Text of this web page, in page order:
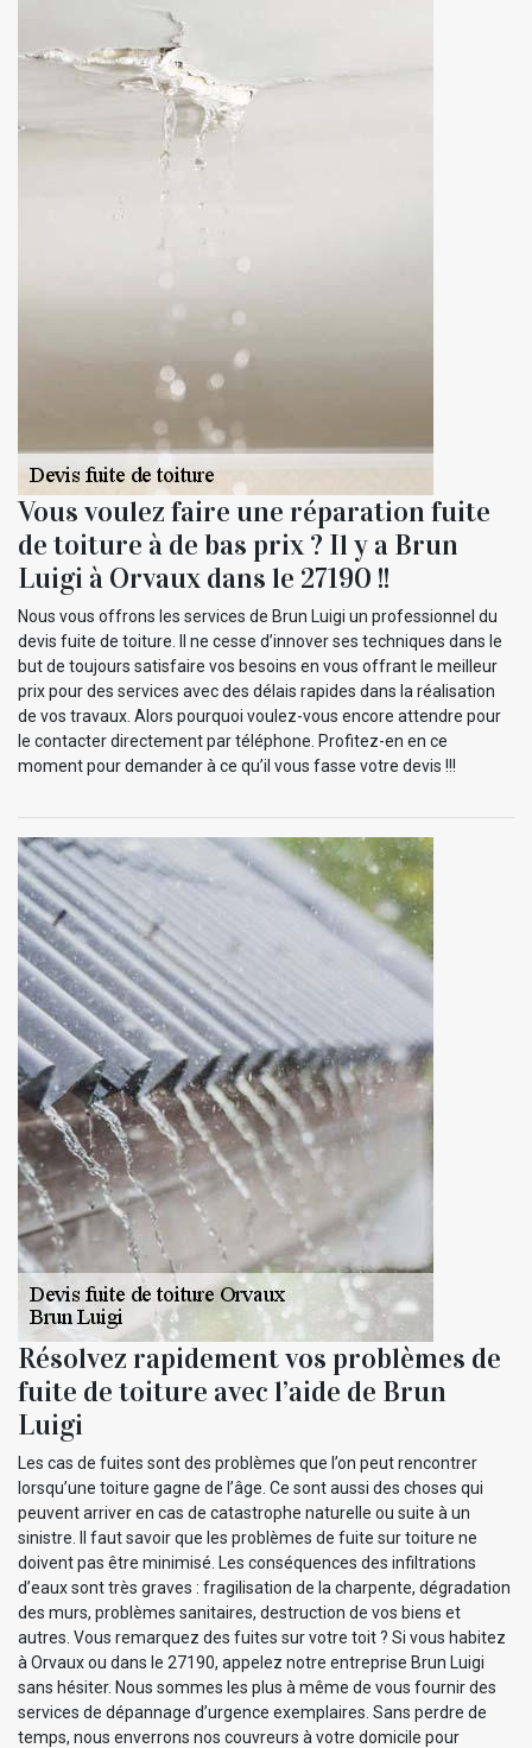
Vous voulez faire une réparation fuite
de toiture à de bas prix ? Il y a Brun
Luigi à Orvaux dans le 27190 !!
Nous vous offrons les services de Brun Luigi un professionnel du
devis fuite de toiture. Il ne cesse d’innover ses techniques dans le
but de toujours satisfaire vos besoins en vous offrant le meilleur
prix pour des services avec des délais rapides dans la réalisation
de vos travaux. Alors pourquoi voulez-vous encore attendre pour
le contacter directement par téléphone. Profitez-en en ce
moment pour demander à ce qu’il vous fasse votre devis !!!
Résolvez rapidement vos problèmes de
fuite de toiture avec l’aide de Brun
Luigi
Les cas de fuites sont des problèmes que l’on peut rencontrer
lorsqu’une toiture gagne de l’âge. Ce sont aussi des choses qui
peuvent arriver en cas de catastrophe naturelle ou suite à un
sinistre. Il faut savoir que les problèmes de fuite sur toiture ne
doivent pas être minimisé. Les conséquences des infiltrations
d’eaux sont très graves : fragilisation de la charpente, dégradation
des murs, problèmes sanitaires, destruction de vos biens et
autres. Vous remarquez des fuites sur votre toit ? Si vous habitez
à Orvaux ou dans le 27190, appelez notre entreprise Brun Luigi
sans hésiter. Nous sommes les plus à même de vous fournir des
services de dépannage d’urgence exemplaires. Sans perdre de
temps, nous enverrons nos couvreurs à votre domicile pour